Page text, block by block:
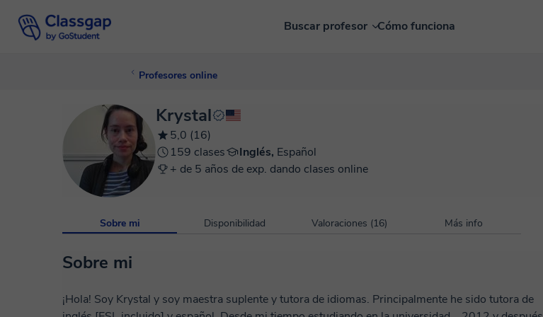
Buscar profesor Cómo funciona
Profesores online
Krystal
5,0 (16)
159 clases
Inglés, Español
+ de 5 años de exp. dando clases online
Sobre mi Disponibilidad Valoraciones (16) Más info
Sobre mi
¡Hola! Soy Krystal y soy maestra suplente y tutora de idiomas. Principalmente he sido tutora de